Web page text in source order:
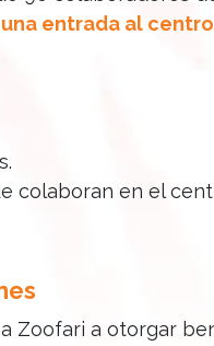
entrada al
colaboran en el
Zoofari a otorgar